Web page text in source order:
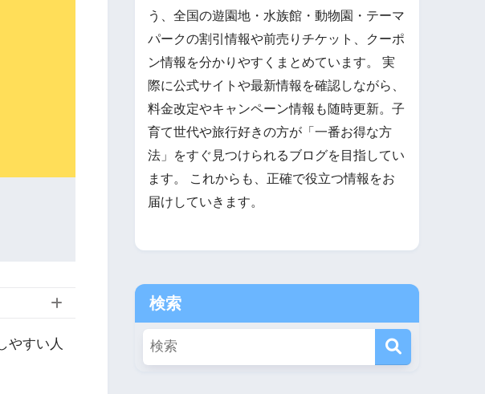
やすい人
う、全国の遊園地・水族館・動物園・テーマ
パークの割引情報や前売りチケット、クーポ
ン情報を分かりやすくまとめています。 実
際に公式サイトや最新情報を確認しながら、
料金改定やキャンペーン情報も随時更新。子
育て世代や旅行好きの方が「一番お得な方
法」をすぐ見つけられるブログを目指してい
ます。 これからも、正確で役立つ情報をお
届けしていきます。
検索